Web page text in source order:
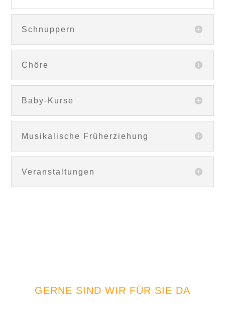
Schnuppern
Chöre
Baby-Kurse
Musikalische Früherziehung
Veranstaltungen
GERNE SIND WIR FÜR SIE DA